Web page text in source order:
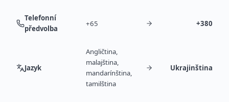
Telefonní
předvolba
+65 +380
Jazyk
Angličtina,
malajština,
mandarínština,
tamilština
Ukrajinština